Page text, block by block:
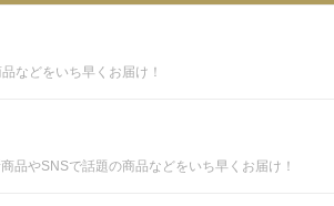
などをいち早くお届け！
品やSNSで話題の商品などをいち早くお届け！